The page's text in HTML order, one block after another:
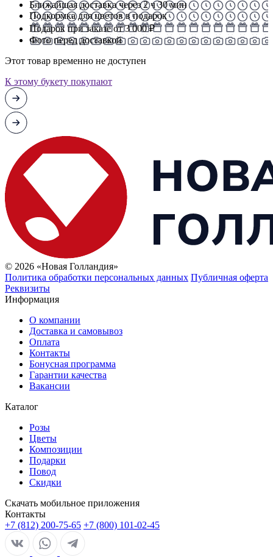
Ближайшая доставка через 2 ч 30 мин
Подкормка для цветов в подарок
Подарок при заказе от 3 000 ₽
Фото перед доставкой
Этот товар временно не доступен
К этому букету покупают
© 2026 «Новая Голландия»
Политика обработки персональных данных Публичная оферта
Реквизиты
Информация
О компании
Доставка и самовывоз
Оплата
Контакты
Бонусная программа
Гарантии качества
Вакансии
Каталог
Розы
Цветы
Композиции
Подарки
Повод
Скидки
Скачать мобильное приложения
Контакты
+7 (812) 200-75-65 +7 (800) 101-02-45